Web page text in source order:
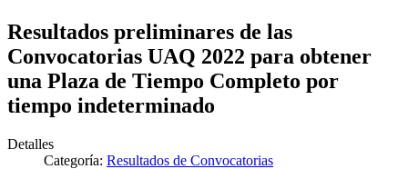
Resultados preliminares de las
Convocatorias UAQ 2022 para obtener
una Plaza de Tiempo Completo por
tiempo indeterminado
Detalles
Categoría: Resultados de Convocatorias